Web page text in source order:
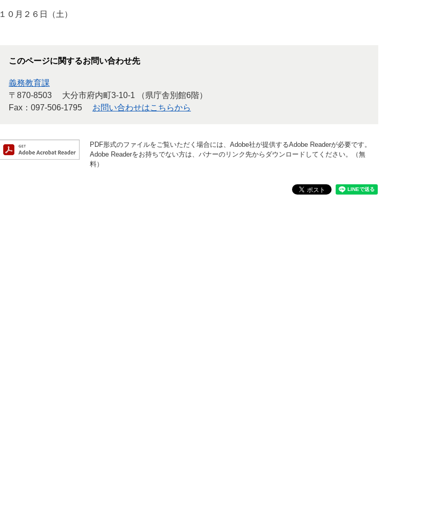
１０月２６日（土）
このページに関するお問い合わせ先
義務教育課
〒870-8503
大分市府内町3-10-1 （県庁舎別館6階）
Fax：097-506-1795
お問い合わせはこちらから
PDF形式のファイルをご覧いただく場合には、Adobe社が提供するAdobe Readerが必要です。
Adobe Readerをお持ちでない方は、バナーのリンク先からダウンロードしてください。（無
料）